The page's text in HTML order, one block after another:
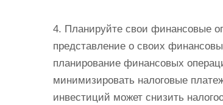
4. Планируйте свои финансовые
представление о своих
планирование финансовых
минимизировать налоговые
инвестиций может снизить